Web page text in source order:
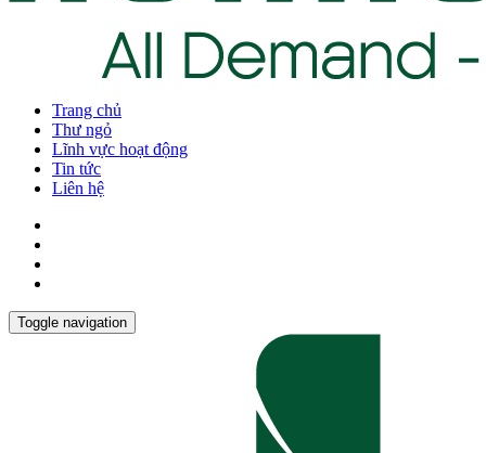
Trang chủ
Thư ngỏ
Lĩnh vực hoạt động
Tin tức
Liên hệ
Toggle navigation